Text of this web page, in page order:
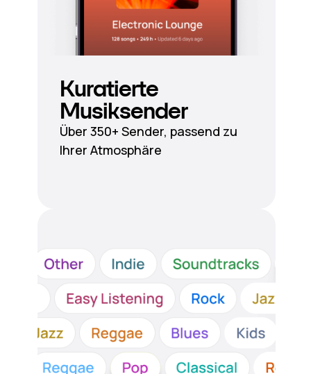
Kuratierte
Musiksender
Über 350+ Sender, passend zu
Ihrer Atmosphäre